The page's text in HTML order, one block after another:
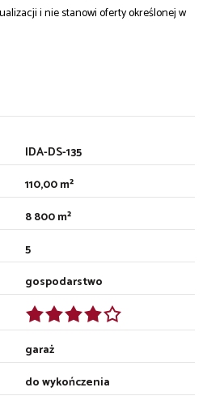
i nie stanowi oferty określonej w
IDA-DS-135
110,00 m²
8 800 m²
5
gospodarstwo
garaż
do wykończenia